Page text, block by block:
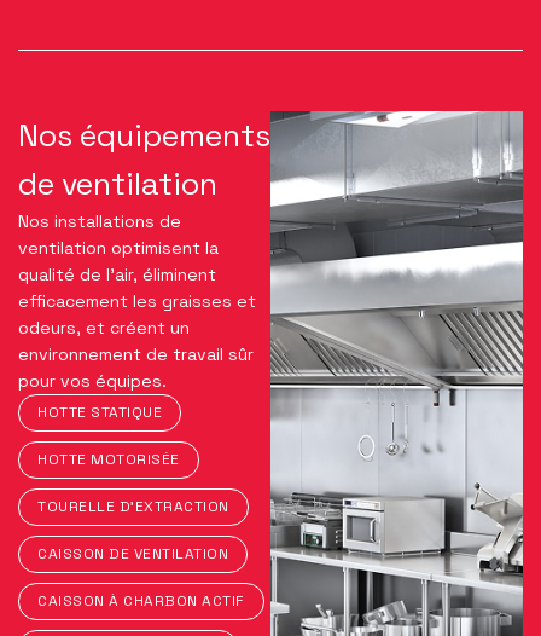
Nos équipements
de ventilation
Nos installations de
ventilation optimisent la
qualité de l’air, éliminent
efficacement les graisses et
odeurs, et créent un
environnement de travail sûr
pour vos équipes.
HOTTE STATIQUE
HOTTE MOTORISÉE
TOURELLE D'EXTRACTION
CAISSON DE VENTILATION
CAISSON À CHARBON ACTIF